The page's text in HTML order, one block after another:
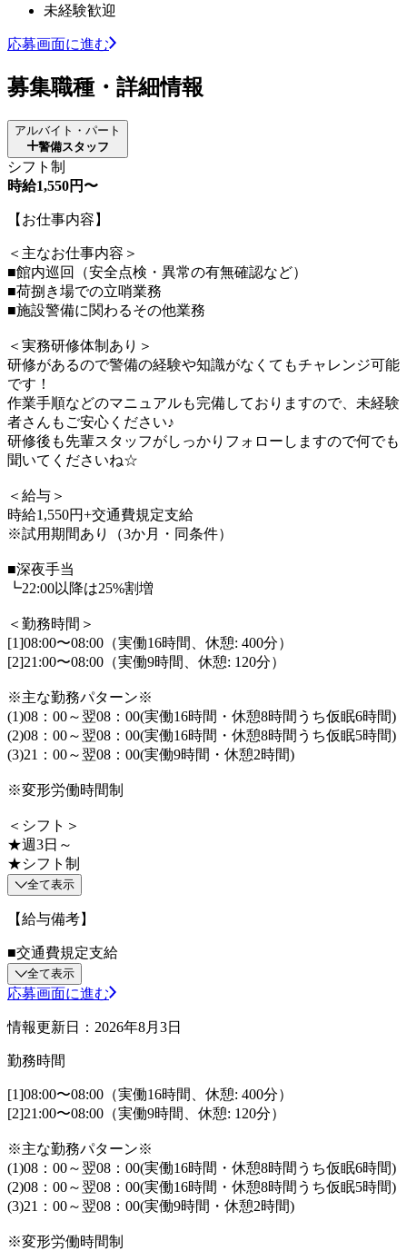
未経験歓迎
応募画面に進む
募集職種・詳細情報
アルバイト・パート
警備スタッフ
シフト制
時給1,550円〜
【お仕事内容】
＜主なお仕事内容＞
■館内巡回（安全点検・異常の有無確認など）
■荷捌き場での立哨業務
■施設警備に関わるその他業務
＜実務研修体制あり＞
研修があるので警備の経験や知識がなくてもチャレンジ可能
です！
作業手順などのマニュアルも完備しておりますので、未経験
者さんもご安心ください♪
研修後も先輩スタッフがしっかりフォローしますので何でも
聞いてくださいね☆
＜給与＞
時給1,550円+交通費規定支給
※試用期間あり（3か月・同条件）
■深夜手当
┗22:00以降は25%割増
＜勤務時間＞
[1]08:00〜08:00（実働16時間、休憩: 400分）
[2]21:00〜08:00（実働9時間、休憩: 120分）
※主な勤務パターン※
(1)08：00～翌08：00(実働16時間・休憩8時間うち仮眠6時間)
(2)08：00～翌08：00(実働16時間・休憩8時間うち仮眠5時間)
(3)21：00～翌08：00(実働9時間・休憩2時間)
※変形労働時間制
＜シフト＞
★週3日～
★シフト制
全て表示
【給与備考】
■交通費規定支給
全て表示
応募画面に進む
情報更新日：2026年8月3日
勤務時間
[1]08:00〜08:00（実働16時間、休憩: 400分）
[2]21:00〜08:00（実働9時間、休憩: 120分）
※主な勤務パターン※
(1)08：00～翌08：00(実働16時間・休憩8時間うち仮眠6時間)
(2)08：00～翌08：00(実働16時間・休憩8時間うち仮眠5時間)
(3)21：00～翌08：00(実働9時間・休憩2時間)
※変形労働時間制